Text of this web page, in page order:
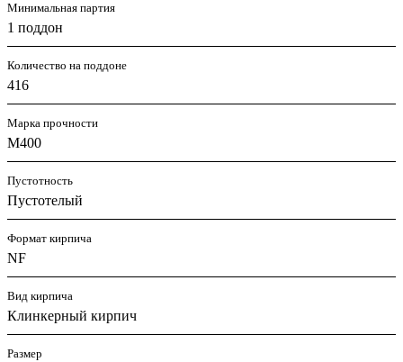
Минимальная партия
1 поддон
Количество на поддоне
416
Марка прочности
М400
Пустотность
Пустотелый
Формат кирпича
NF
Вид кирпича
Клинкерный кирпич
Размер